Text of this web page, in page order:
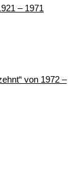
– 1971
von 1972 –